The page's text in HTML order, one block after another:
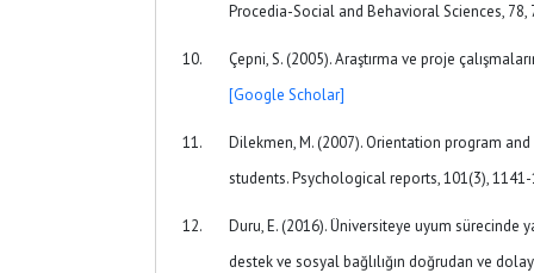
Procedia-Social and Behavioral Sciences,
Çepni, S. (2005). Araştırma ve proje
[Google Scholar]
Dilekmen, M. (2007). Orientation program
students. Psychological reports, 101(3),
Duru, E. (2016). Üniversiteye uyum sürecinde
destek ve sosyal bağlılığın doğrudan ve